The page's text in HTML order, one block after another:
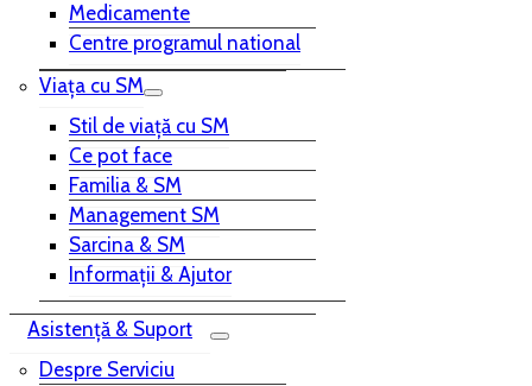
Medicamente
Centre programul national
Viața cu SM
Stil de viață cu SM
Ce pot face
Familia & SM
Management SM
Sarcina & SM
Informații & Ajutor
Asistență & Suport
Despre Serviciu